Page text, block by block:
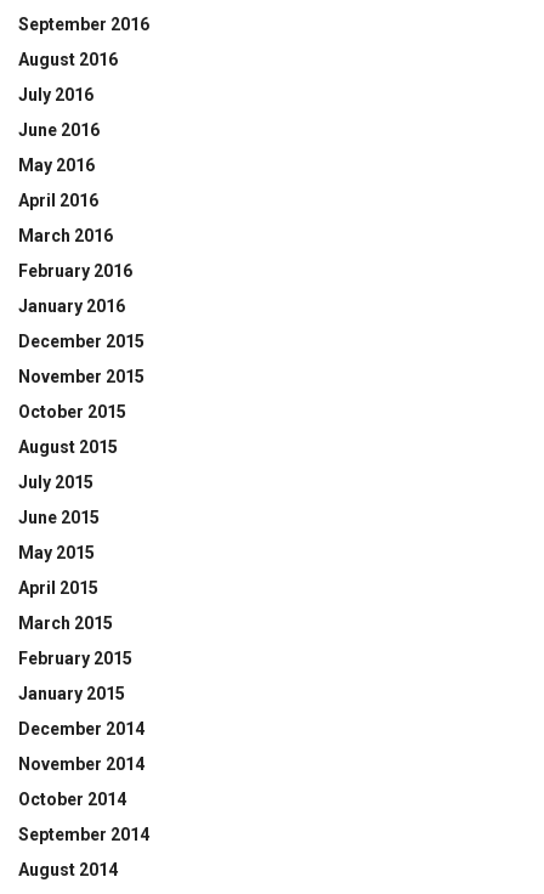
September 2016
August 2016
July 2016
June 2016
May 2016
April 2016
March 2016
February 2016
January 2016
December 2015
November 2015
October 2015
August 2015
July 2015
June 2015
May 2015
April 2015
March 2015
February 2015
January 2015
December 2014
November 2014
October 2014
September 2014
August 2014